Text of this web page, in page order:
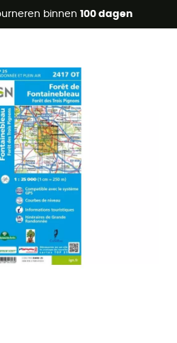
binnen 100 dagen
vanaf 2 producten* met code